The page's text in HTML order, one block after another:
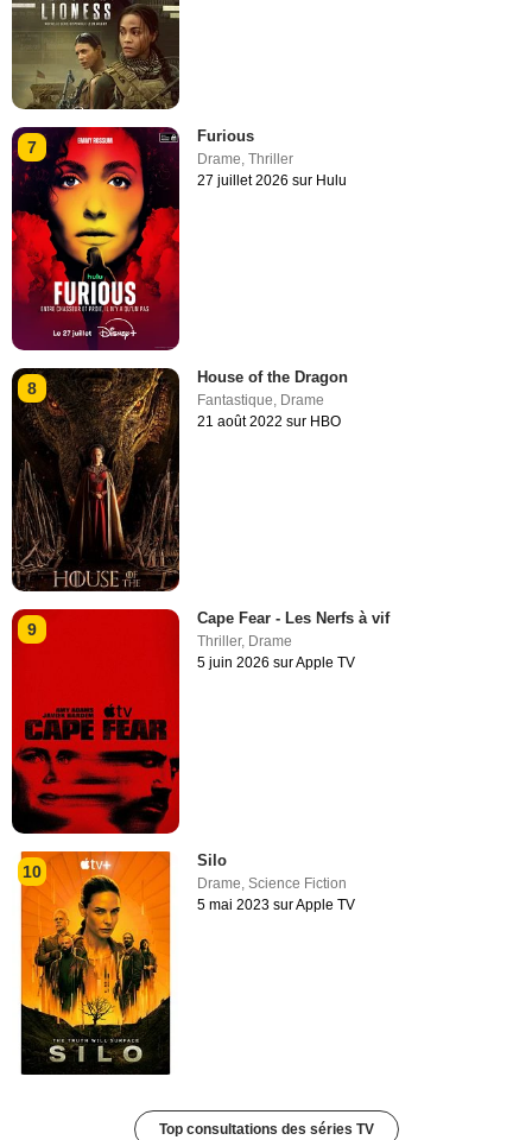
7
Furious
Drame ,Thriller
27 juillet 2026 sur Hulu
8
House of the Dragon
Fantastique, Drame
21 août 2022 sur HBO
9
Cape Fear - Les Nerfs à vif
Thriller, Drame
5 juin 2026 sur Apple TV
10
Silo
Drame ,Science Fiction
5 mai 2023 sur Apple TV
Top consultations des séries TV